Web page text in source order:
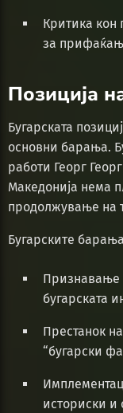
Критика кон
за
Позиција
Бугарската
основни барања.
работи Георг
Македонија нема
продолжување на
Бугарските
Признавање
бугарската
Престанок
“бугарски
историски